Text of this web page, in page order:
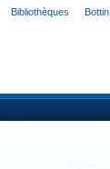
Bibliothèques Bottin